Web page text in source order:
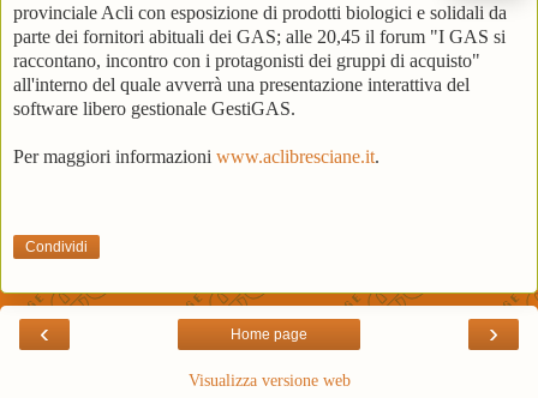
provinciale Acli con esposizione di prodotti biologici e solidali da
parte dei fornitori abituali dei GAS; alle 20,45 il forum "I GAS si
raccontano, incontro con i protagonisti dei gruppi di acquisto"
all'interno del quale avverrà una presentazione interattiva del
software libero gestionale GestiGAS.
Per maggiori informazioni www.aclibresciane.it.
Condividi
‹ ›
Home page
Visualizza versione web